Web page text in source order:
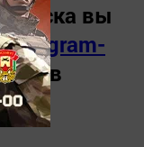
вы
Telegram-
нас в